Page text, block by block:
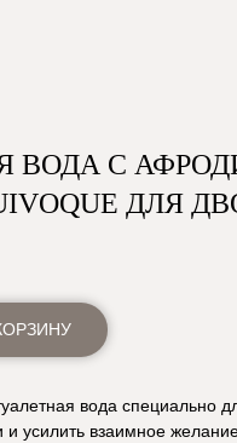
ВОДА С
ДЛЯ
вода специально
усилить взаимное